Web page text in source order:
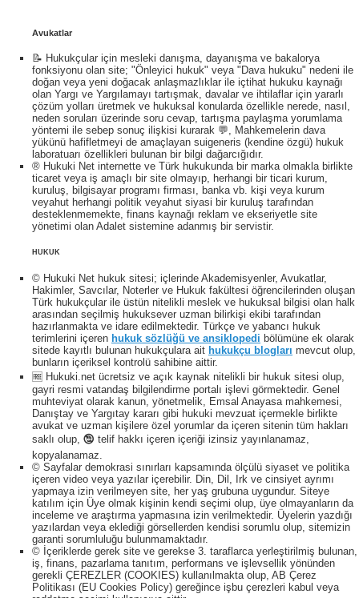
Avukatlar
📝 Hukukçular için mesleki danışma, dayanışma ve bakalorya
fonksiyonu olan site; "Önleyici hukuk" veya "Dava hukuku" nedeni ile
doğan veya yeni doğacak anlaşmazlıklar ile içtihat hukuku kaynağı
olan Yargı ve Yargılamayı tartışmak, davalar ve ihtilaflar için yararlı
çözüm yolları üretmek ve hukuksal konularda özellikle nerede, nasıl,
neden soruları üzerinde soru cevap, tartışma paylaşma yorumlama
yöntemi ile sebep sonuç ilişkisi kurarak 💬, Mahkemelerin dava
yükünü hafifletmeyi de amaçlayan suigeneris (kendine özgü) hukuk
laboratuarı özellikleri bulunan bir bilgi dağarcığıdır.
® Hukuki Net internette ve Türk hukukunda bir marka olmakla birlikte
ticaret veya iş amaçlı bir site olmayıp, herhangi bir ticari kurum,
kuruluş, bilgisayar programı firması, banka vb. kişi veya kurum
veyahut herhangi politik veyahut siyasi bir kuruluş tarafından
desteklenmemekte, finans kaynağı reklam ve ekseriyetle site
yönetimi olan Adalet sistemine adanmış bir servistir.
HUKUK
© Hukuki Net hukuk sitesi; içlerinde Akademisyenler, Avukatlar,
Hakimler, Savcılar, Noterler ve Hukuk fakültesi öğrencilerinden oluşan
Türk hukukçular ile üstün nitelikli meslek ve hukuksal bilgisi olan halk
arasından seçilmiş hukuksever uzman bilirkişi ekibi tarafından
hazırlanmakta ve idare edilmektedir. Türkçe ve yabancı hukuk
terimlerini içeren hukuk sözlüğü ve ansiklopedi bölümüne ek olarak
sitede kayıtlı bulunan hukukçulara ait hukukçu blogları mevcut olup,
bunların içeriksel kontrolü sahibine aittir.
🆓 Hukuki.net ücretsiz ve açık kaynak nitelikli bir hukuk sitesi olup,
gayri resmi vatandaş bilgilendirme portalı işlevi görmektedir. Genel
muhteviyat olarak kanun, yönetmelik, Emsal Anayasa mahkemesi,
Danıştay ve Yargıtay kararı gibi hukuki mevzuat içermekle birlikte
avukat ve uzman kişilere özel yorumlar da içeren sitenin tüm hakları
saklı olup, 🕲 telif hakkı içeren içeriği izinsiz yayınlanamaz,
kopyalanamaz.
© Sayfalar demokrasi sınırları kapsamında ölçülü siyaset ve politika
içeren video veya yazılar içerebilir. Din, Dil, Irk ve cinsiyet ayrımı
yapmaya izin verilmeyen site, her yaş grubuna uygundur. Siteye
katılım için Üye olmak kişinin kendi seçimi olup, üye olmayanların da
inceleme ve araştırma yapmasına izin verilmektedir. Üyelerin yazdığı
yazılardan veya eklediği görsellerden kendisi sorumlu olup, sitemizin
garanti sorumluluğu bulunmamaktadır.
© İçeriklerde gerek site ve gerekse 3. taraflarca yerleştirilmiş bulunan,
iş, finans, pazarlama tanıtım, performans ve işlevsellik yönünden
gerekli ÇEREZLER (COOKIES) kullanılmakta olup, AB Çerez
Politikası (EU Cookies Policy) gereğince işbu çerezleri kabul veya